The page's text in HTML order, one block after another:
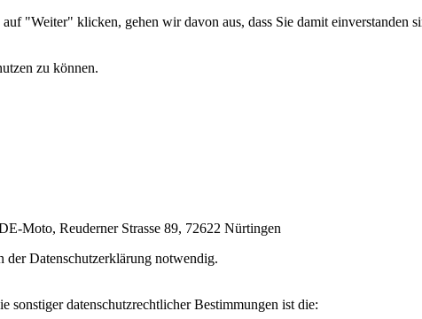
"Weiter" klicken, gehen wir davon aus, dass Sie damit einverstanden
zu können.
Moto, Reuderner Strasse 89, 72622 Nürtingen
der Datenschutzerklärung notwendig.
sonstiger datenschutzrechtlicher Bestimmungen ist die: